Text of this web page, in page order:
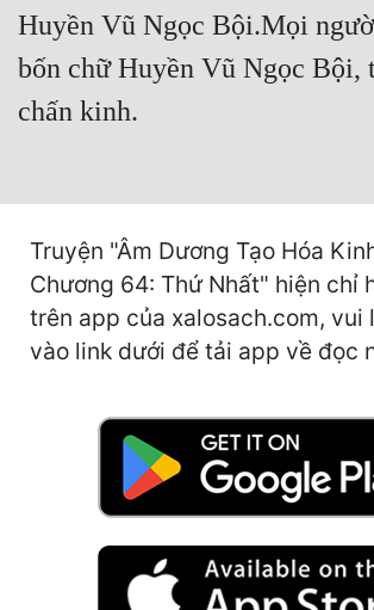
Cạnh Kỹ
Cổ Tiên Hiệp
Cổ Đại
Dị Giới
Dị Năng
Gia Đấu
Huyền Huyễn
Huyền Vũ Ngọc Bội.Mọi
bốn chữ Huyền Vũ Ngọc Bội,
chấn kinh.
Truyện "Âm Dương Tạo Hóa
Chương 64: Thứ Nhất" hiện chỉ
trên app của xalosach.com, vui
vào link dưới để tải app về đọc